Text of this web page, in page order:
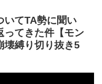
いてTA勢に聞い
ってきた件【モン
壊縛り切り抜き5